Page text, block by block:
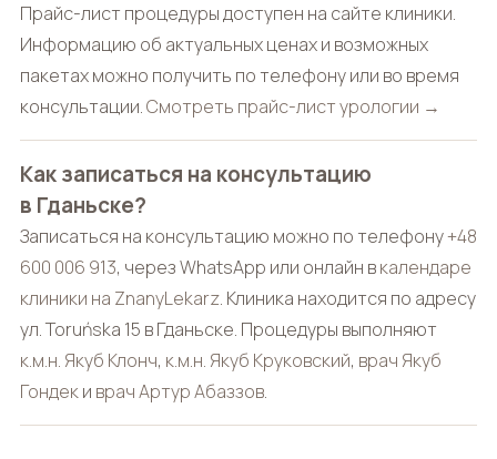
Прайс-лист процедуры доступен на сайте клиники.
Информацию об актуальных ценах и возможных
пакетах можно получить по телефону или во время
консультации.Смотреть прайс-лист урологии →
Как записаться на консультацию
в Гданьске?
Записаться на консультацию можно по телефону+48
600 006 913, через WhatsApp или онлайн вкалендаре
клиники на ZnanyLekarz. Клиника находится по адресу
ул. Toruńska 15 в Гданьске. Процедуры выполняют
к.м.н. Якуб Клонч, к.м.н. Якуб Круковский, врач Якуб
Гондеки врач Артур Абаззов.